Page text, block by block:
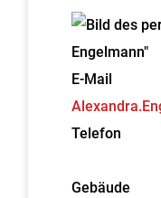
E-Mail
Telefon
Gebäude